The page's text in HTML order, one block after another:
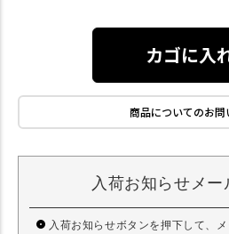
カゴに入
商品についてのお問
入荷お知らせメー
入荷お知らせボタンを押下して、